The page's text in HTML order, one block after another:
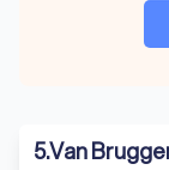
5.Van